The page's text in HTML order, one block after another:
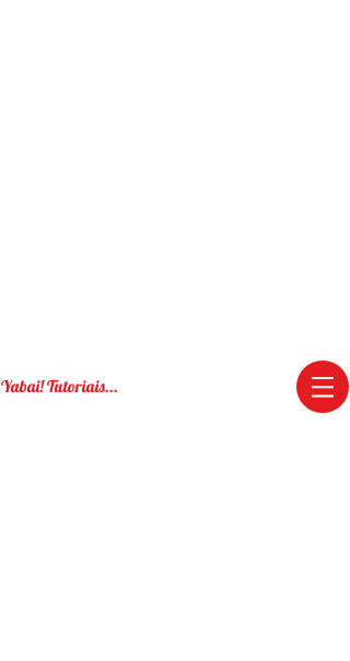
Yabai! Tutoriais...